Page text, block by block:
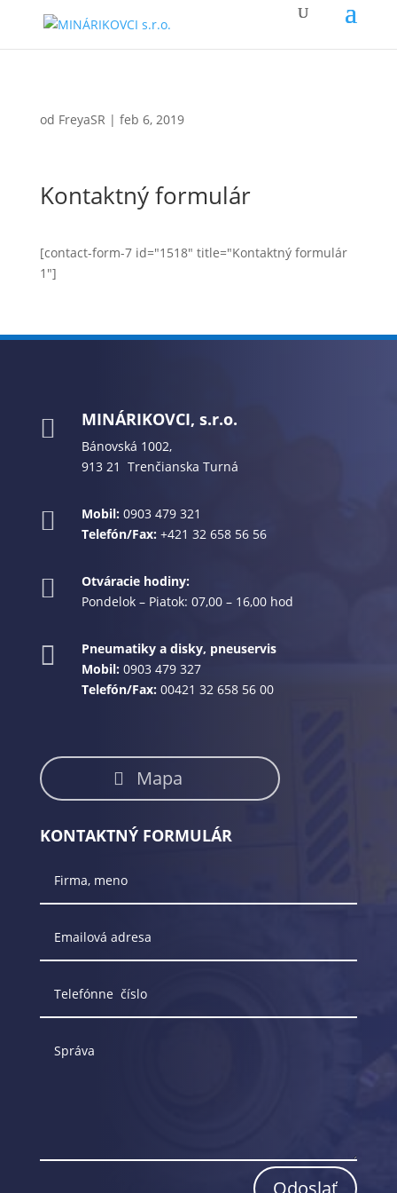
od FreyaSR | feb 6, 2019
Kontaktný formulár
[contact-form-7 id="1518" title="Kontaktný formulár
1"]
 MINÁRIKOVCI, s.r.o.
Bánovská 1002,
913 21 Trenčianska Turná
 Mobil:0903 479 321
Telefón/Fax:+421 32 658 56 56

Otváracie hodiny:
Pondelok – Piatok: 07,00 – 16,00 hod

Pneumatiky a disky, pneuservis
Mobil:0903 479 327
Telefón/Fax:00421 32 658 56 00
Mapa
KONTAKTNÝ FORMULÁR
Odoslať